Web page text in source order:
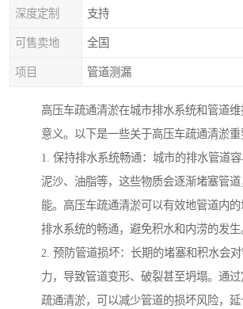
深度定制 支持
可售卖地 全国
项目 管道测漏
高压车疏通清淤在城市排水系统和管道
意义。以下是一些关于高压车疏通清淤重
1. 保持排水系统畅通：城市的排水管道容
泥沙、油脂等，这些物质会逐渐堵塞管
能。高压车疏通清淤可以有效地管道内
排水系统的畅通，避免积水和内涝的发生
2. 预防管道损坏：长期的堵塞和积水会
力，导致管道变形、破裂甚至坍塌。通
疏通清淤，可以减少管道的损坏风险，延